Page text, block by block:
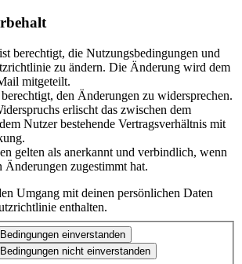
berechtigt, die Nutzungsbedingungen und
zu ändern. Die Änderung wird dem
mitgeteilt.
den Änderungen zu widersprechen.
erlischt das zwischen dem
Nutzer bestehende Vertragsverhältnis mit
gelten als anerkannt und verbindlich, wenn
Änderungen zugestimmt hat.
Umgang mit deinen persönlichen Daten
enthalten.